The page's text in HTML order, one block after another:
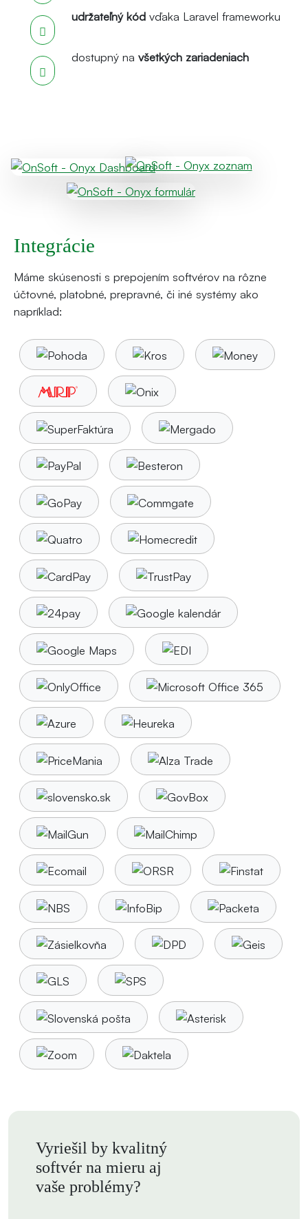
udržateľný kód vďaka Laravel frameworku
dostupný na všetkých zariadeniach
Integrácie
Máme skúsenosti s prepojením softvérov na rôzne
účtovné, platobné, prepravné, či iné systémy ako
napríklad:
Vyriešil by kvalitný
softvér na mieru aj
vaše problémy?